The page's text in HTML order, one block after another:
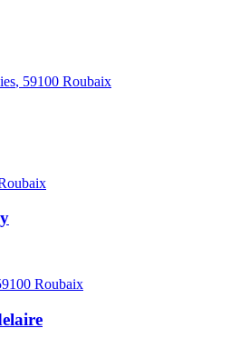
, 59100 Roubaix
Roubaix